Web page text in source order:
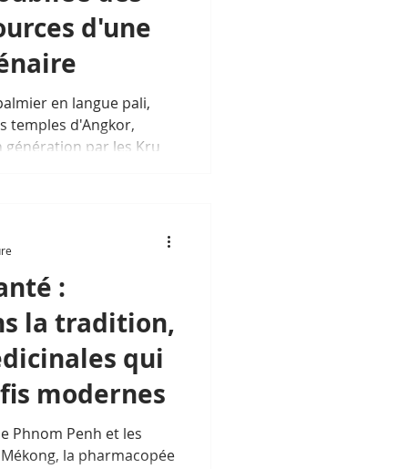
d'une
en langue pali,
temples d'Angkor,
par les Kru
:
la tradition,
qui
modernes
Phnom Penh et les
la pharmacopée